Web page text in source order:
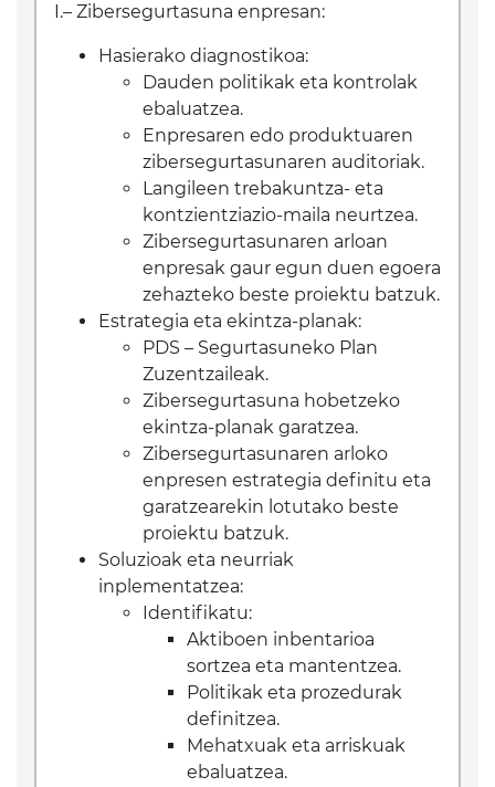
I.– Zibersegurtasuna enpresan:
Hasierako diagnostikoa:
Dauden politikak eta kontrolak
ebaluatzea.
Enpresaren edo produktuaren
zibersegurtasunaren auditoriak.
Langileen trebakuntza- eta
kontzientziazio-maila neurtzea.
Zibersegurtasunaren arloan
enpresak gaur egun duen egoera
zehazteko beste proiektu batzuk.
Estrategia eta ekintza-planak:
PDS – Segurtasuneko Plan
Zuzentzaileak.
Zibersegurtasuna hobetzeko
ekintza-planak garatzea.
Zibersegurtasunaren arloko
enpresen estrategia definitu eta
garatzearekin lotutako beste
proiektu batzuk.
Soluzioak eta neurriak
inplementatzea:
Identifikatu:
Aktiboen inbentarioa
sortzea eta mantentzea.
Politikak eta prozedurak
definitzea.
Mehatxuak eta arriskuak
ebaluatzea.